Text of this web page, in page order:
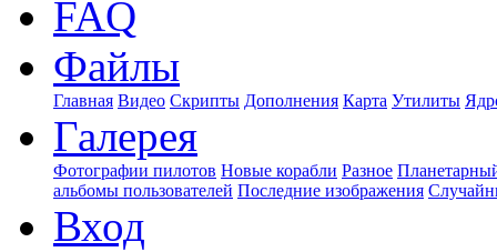
FAQ
Файлы
Главная Видео Скрипты Дополнения Карта Утилиты
Галерея
Фотографии пилотов Новые корабли Разное
альбомы пользователей Последние изображения
Вход